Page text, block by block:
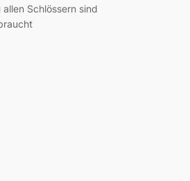
Schlössern sind